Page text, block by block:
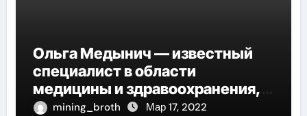
Ольга Медынич — известный
специалист в области
медицины и здравоохранения,
автор многочисленных научных
mining_broth Мар 17, 2022